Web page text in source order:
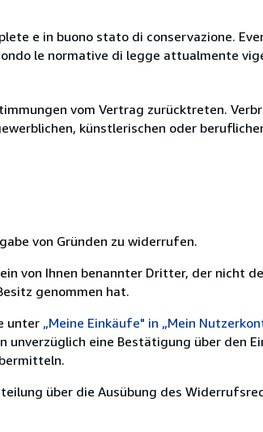
e in buono stato di conservazione.
le normative di legge attualmente
vom Vertrag zurücktreten.
künstlerischen oder
von Gründen zu widerrufen.
von Ihnen benannter Dritter, der nicht
genommen hat.
unter „Meine Einkäufe" in „Mein
unverzüglich eine Bestätigung über den
über die Ausübung des